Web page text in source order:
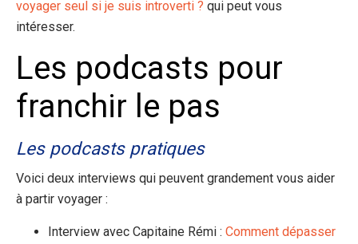
voyager seul si je suis introverti ? qui peut vous
intéresser.
Les podcasts pour
franchir le pas
Les podcasts pratiques
Voici deux interviews qui peuvent grandement vous aider
à partir voyager :
Interview avec Capitaine Rémi : Comment dépasser